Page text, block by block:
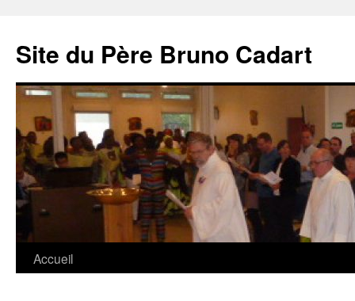
Site du Père Bruno Cadart
Aller
Accueil